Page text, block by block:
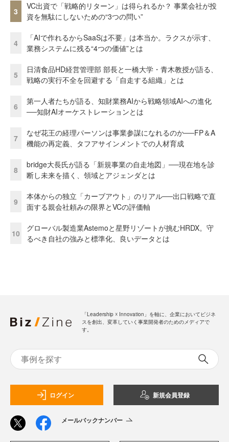
3
VC出資で「戦略的リターン」は得られるか？ 事業会社が投
資を無駄にしないための“3つの問い”
4
「AIで作れるからSaaSは不要」は本当か。ラクスが示す、
業務システムに残る“4つの価値”とは
5
日清食品HD経営管理部 部長と一橋大学・青木教授が語る、
戦略の実行不全を回避する「自走する組織」とは
6
第一人者たちが語る、知財業務AIから戦略領域AIへの進化
──知財AIオーケストレーションとは
7
なぜ花王の経理パーソンは事業参謀になれるのか──FP＆A
機能の再定義、タフアサインメントでの人材育成
8
bridge大長氏が語る「新規事業の自走地図」──現在地を診
断し未来を描く、領域とアジェンダとは
9
本体からの独立「カーブアウト」のリアル──出口戦略で直
面する親会社頼みの限界とVCの評価軸
10
グローバル製造業Astemoと星野リゾートが挑むHRDX。守
るべき自社の強みと標準化、良いデータとは
「Leadership ☓ Innovation」を軸に、企業においてビジネ
スを創出、変革していく事業開発者のためのメディアで
す。
ログイン 新規会員登録
メールバックナンバー